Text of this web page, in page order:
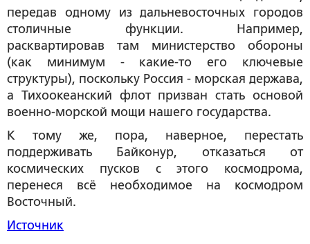
передав одному из дальневосточных городов
столичные функции. Например,
расквартировав там министерство обороны
(как минимум - какие-то его ключевые
структуры), поскольку Россия - морская держава,
а Тихоокеанский флот призван стать основой
военно-морской мощи нашего государства.
К тому же, пора, наверное, перестать
поддерживать Байконур, отказаться от
космических пусков с этого космодрома,
перенеся всё необходимое на космодром
Восточный.
Источник